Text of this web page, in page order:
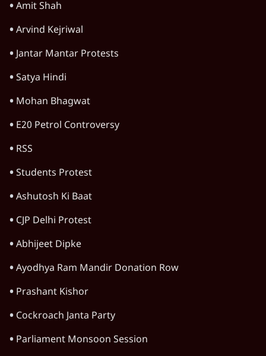
Amit Shah
Arvind Kejriwal
Jantar Mantar Protests
Satya Hindi
Mohan Bhagwat
E20 Petrol Controversy
RSS
Students Protest
Ashutosh Ki Baat
CJP Delhi Protest
Abhijeet Dipke
Ayodhya Ram Mandir Donation Row
Prashant Kishor
Cockroach Janta Party
Parliament Monsoon Session